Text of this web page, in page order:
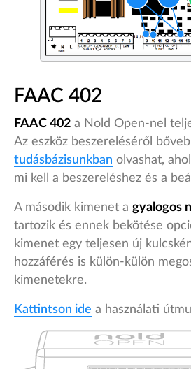
FAAC 402
FAAC 402 a Nold Open-nel
Az eszköz beszereléséről
tudásbázisunkban olvashat,
mi kell a beszereléshez és a
A második kimenet a gyalogos
tartozik és ennek bekötése
kimenet egy teljesen új
hozzáférés is külön-külön
kimenetekre.
Kattintson ide a használati